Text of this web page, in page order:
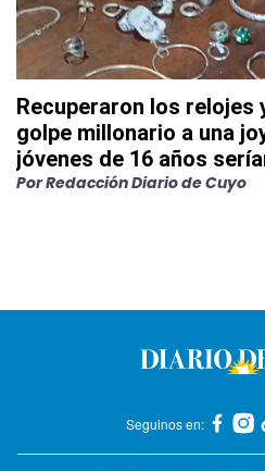
Recuperaron los relojes
golpe millonario a una
jóvenes de 16 años
PorRedacción Diario de Cuyo
Seguinos en: